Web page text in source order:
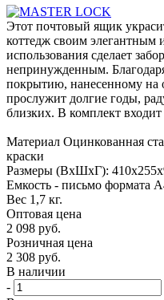
Этот почтовый ящик
коттедж своим элегантным
использования сделает
непринужденным.
покрытию, нанесенному на
прослужит долгие годы,
близких. В комплект
Материал Оцинкованная
краски
Размеры (ВхШхГ):
Емкость - письмо формата
Вес 1,7 кг.
Оптовая цена
2 098 руб.
Розничная цена
2 308 руб.
В наличии
-